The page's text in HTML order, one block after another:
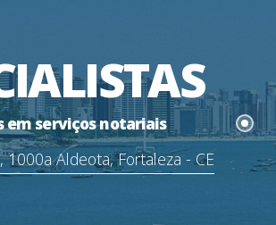
em serviços notariais
1000a Aldeota, Fortaleza - CE